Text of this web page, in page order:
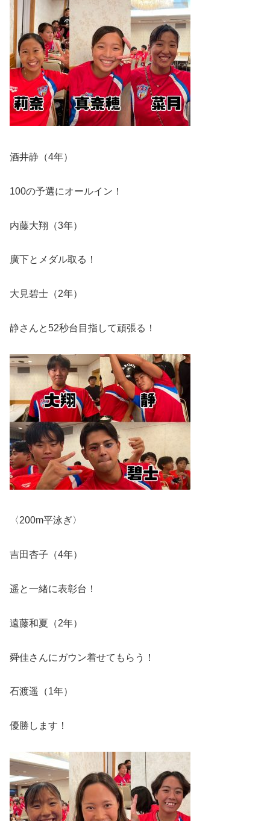
酒井静（4年）
100の予選にオールイン！
内藤大翔（3年）
廣下とメダル取る！
大見碧士（2年）
静さんと52秒台目指して頑張る！
〈200m平泳ぎ〉
吉田杏子（4年）
遥と一緒に表彰台！
遠藤和夏（2年）
舜佳さんにガウン着せてもらう！
石渡遥（1年）
優勝します！